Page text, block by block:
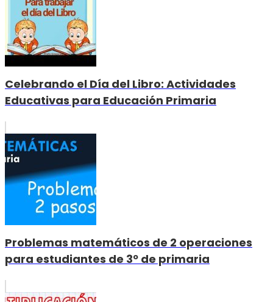
Celebrando el Día del Libro: Actividades
Educativas para Educación Primaria
Problemas matemáticos de 2 operaciones
para estudiantes de 3º de primaria